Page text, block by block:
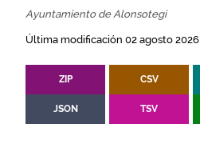
Ayuntamiento de Alonsotegi
Última modificación 02 agosto 2026
ZIP CSV
JSON TSV